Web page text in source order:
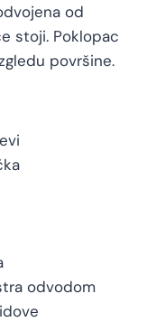
od
stoji. Poklopac
površine.
odvodom